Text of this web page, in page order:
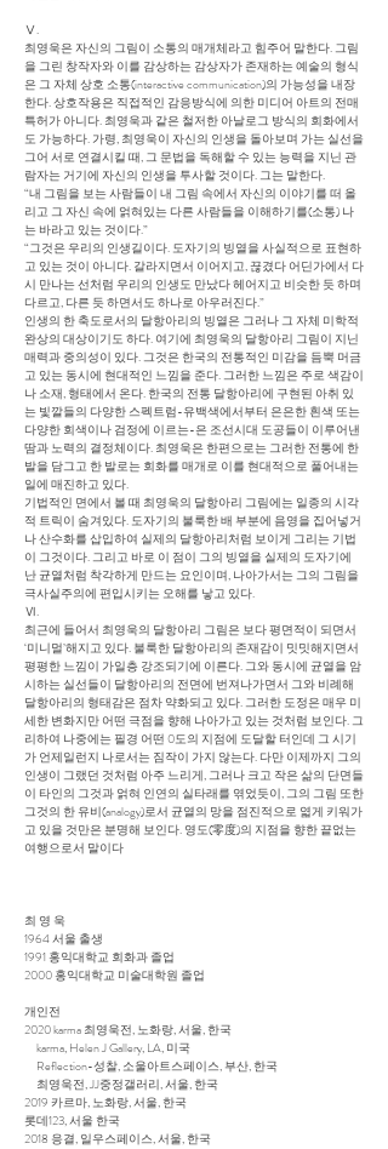
Ⅴ.
최영욱은 자신의 그림이 소통의 매개체라고 힘주어 말한다. 그림
을 그린 창작자와 이를 감상하는 감상자가 존재하는 예술의 형식
은 그 자체 상호 소통(interactive communication)의 가능성을 내장
한다. 상호작용은 직접적인 감응방식에 의한 미디어 아트의 전매
특허가 아니다. 최영욱과 같은 철저한 아날로그 방식의 회화에서
도 가능하다. 가령, 최영욱이 자신의 인생을 돌아보며 가는 실선을
그어 서로 연결시킬 때, 그 문법을 독해할 수 있는 능력을 지닌 관
람자는 거기에 자신의 인생을 투사할 것이다. 그는 말한다.
“내 그림을 보는 사람들이 내 그림 속에서 자신의 이야기를 떠 올
리고 그 자신 속에 얽혀있는 다른 사람들을 이해하기를(소통) 나
는 바라고 있는 것이다.”
“그것은 우리의 인생길이다. 도자기의 빙열을 사실적으로 표현하
고 있는 것이 아니다. 갈라지면서 이어지고, 끊겼다 어딘가에서 다
시 만나는 선처럼 우리의 인생도 만났다 헤어지고 비슷한 듯 하며
다르고, 다른 듯 하면서도 하나로 아우러진다.”
인생의 한 축도로서의 달항아리의 빙열은 그러나 그 자체 미학적
완상의 대상이기도 하다. 여기에 최영욱의 달항아리 그림이 지닌
매력과 중의성이 있다. 그것은 한국의 전통적인 미감을 듬뿍 머금
고 있는 동시에 현대적인 느낌을 준다. 그러한 느낌은 주로 색감이
나 소재, 형태에서 온다. 한국의 전통 달항아리에 구현된 아취 있
는 빛깔들의 다양한 스펙트럼-유백색에서부터 은은한 흰색 또는
다양한 회색이나 검정에 이르는-은 조선시대 도공들이 이루어낸
땀과 노력의 결정체이다. 최영욱은 한편으로는 그러한 전통에 한
발을 담그고 한 발로는 회화를 매개로 이를 현대적으로 풀어내는
일에 매진하고 있다.
기법적인 면에서 볼 때 최영욱의 달항아리 그림에는 일종의 시각
적 트릭이 숨겨있다. 도자기의 불룩한 배 부분에 음영을 집어넣거
나 산수화를 삽입하여 실제의 달항아리처럼 보이게 그리는 기법
이 그것이다. 그리고 바로 이 점이 그의 빙열을 실제의 도자기에
난 균열처럼 착각하게 만드는 요인이며, 나아가서는 그의 그림을
극사실주의에 편입시키는 오해를 낳고 있다.
Ⅵ.
최근에 들어서 최영욱의 달항아리 그림은 보다 평면적이 되면서
‘미니멀’해지고 있다. 불룩한 달항아리의 존재감이 밋밋해지면서
평평한 느낌이 가일층 강조되기에 이른다. 그와 동시에 균열을 암
시하는 실선들이 달항아리의 전면에 번져나가면서 그와 비례해
달항아리의 형태감은 점차 약화되고 있다. 그러한 도정은 매우 미
세한 변화지만 어떤 극점을 향해 나아가고 있는 것처럼 보인다. 그
리하여 나중에는 필경 어떤 0도의 지점에 도달할 터인데 그 시기
가 언제일런지 나로서는 짐작이 가지 않는다. 다만 이제까지 그의
인생이 그랬던 것처럼 아주 느리게, 그러나 크고 작은 삶의 단면들
이 타인의 그것과 얽혀 인연의 실타래를 엮었듯이, 그의 그림 또한
그것의 한 유비(analogy)로서 균열의 망을 점진적으로 엷게 키워가
고 있을 것만은 분명해 보인다. 영도(零度)의 지점을 향한 끝없는
여행으로서 말이다
최 영 욱
1964 서울 출생
1991 홍익대학교 회화과 졸업
2000 홍익대학교 미술대학원 졸업
개인전
2020 karma 최영욱전, 노화랑, 서울, 한국
karma, Helen J Gallery, LA, 미국
Reflection-성찰, 소울아트스페이스, 부산, 한국
최영욱전, JJ중정갤러리, 서울, 한국
2019 카르마, 노화랑, 서울, 한국
롯데123, 서울 한국
2018 응결, 일우스페이스, 서울, 한국